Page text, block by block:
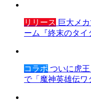
リリース 巨大メ
ーム『終末のタイ
コラボ ついに虎
で「魔神英雄伝ワ